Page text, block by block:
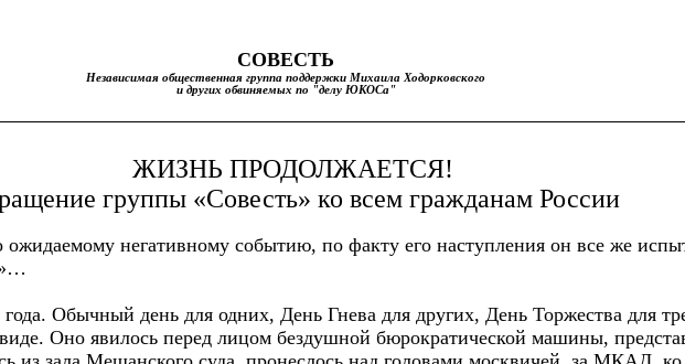
СОВЕСТЬ
Независимая общественная группа поддержки Михаила Ходорковского
и других обвиняемых по "делу ЮКОСа"
ЖИЗНЬ ПРОДОЛЖАЕТСЯ!
группы «Совесть» ко всем гражданам России
негативному событию, по факту его наступления он все же
Обычный день для одних, День Гнева для других, День Торжества для
Оно явилось перед лицом бездушной бюрократической машины,